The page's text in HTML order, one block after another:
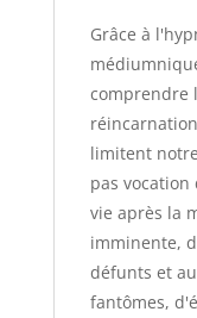
Grâce à
comprendre
limitent
pas
vie après la
imminente,
défunts et
fantômes,